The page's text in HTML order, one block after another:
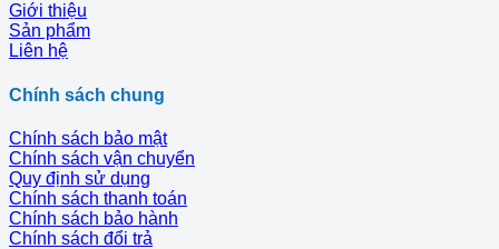
Giới thiệu
Sản phẩm
Liên hệ
Chính sách chung
Chính sách bảo mật
Chính sách vận chuyển
Quy định sử dụng
Chính sách thanh toán
Chính sách bảo hành
Chính sách đổi trả